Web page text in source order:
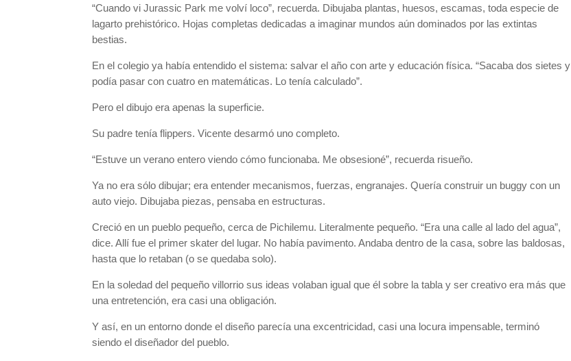
“Cuando vi Jurassic Park me volví loco”, recuerda. Dibujaba plantas, huesos, escamas, toda especie de
lagarto prehistórico. Hojas completas dedicadas a imaginar mundos aún dominados por las extintas
bestias.
En el colegio ya había entendido el sistema: salvar el año con arte y educación física. “Sacaba dos sietes y
podía pasar con cuatro en matemáticas. Lo tenía calculado”.
Pero el dibujo era apenas la superficie.
Su padre tenía flippers. Vicente desarmó uno completo.
“Estuve un verano entero viendo cómo funcionaba. Me obsesioné”, recuerda risueño.
Ya no era sólo dibujar; era entender mecanismos, fuerzas, engranajes. Quería construir un buggy con un
auto viejo. Dibujaba piezas, pensaba en estructuras.
Creció en un pueblo pequeño, cerca de Pichilemu. Literalmente pequeño. “Era una calle al lado del agua”,
dice. Allí fue el primer skater del lugar. No había pavimento. Andaba dentro de la casa, sobre las baldosas,
hasta que lo retaban (o se quedaba solo).
En la soledad del pequeño villorrio sus ideas volaban igual que él sobre la tabla y ser creativo era más que
una entretención, era casi una obligación.
Y así, en un entorno donde el diseño parecía una excentricidad, casi una locura impensable, terminó
siendo el diseñador del pueblo.